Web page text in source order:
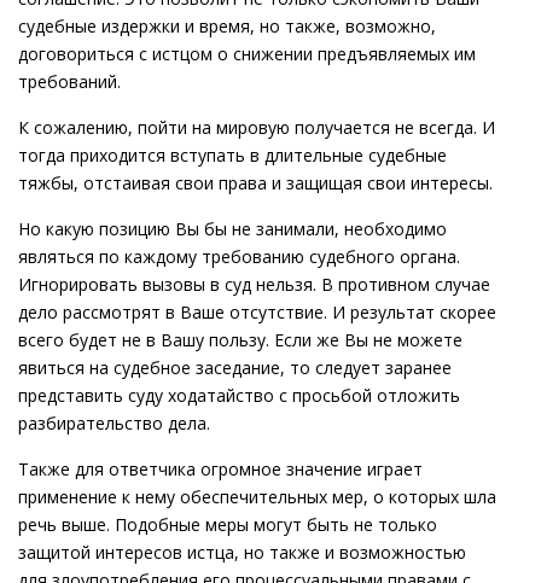
судебные издержки и время, но также, возможно,
договориться с истцом о снижении предъявляемых им
требований.
К сожалению, пойти на мировую получается не всегда. И
тогда приходится вступать в длительные судебные
тяжбы, отстаивая свои права и защищая свои интересы.
Но какую позицию Вы бы не занимали, необходимо
являться по каждому требованию судебного органа.
Игнорировать вызовы в суд нельзя. В противном случае
дело рассмотрят в Ваше отсутствие. И результат скорее
всего будет не в Вашу пользу. Если же Вы не можете
явиться на судебное заседание, то следует заранее
представить суду ходатайство с просьбой отложить
разбирательство дела.
Также для ответчика огромное значение играет
применение к нему обеспечительных мер, о которых шла
речь выше. Подобные меры могут быть не только
защитой интересов истца, но также и возможностью